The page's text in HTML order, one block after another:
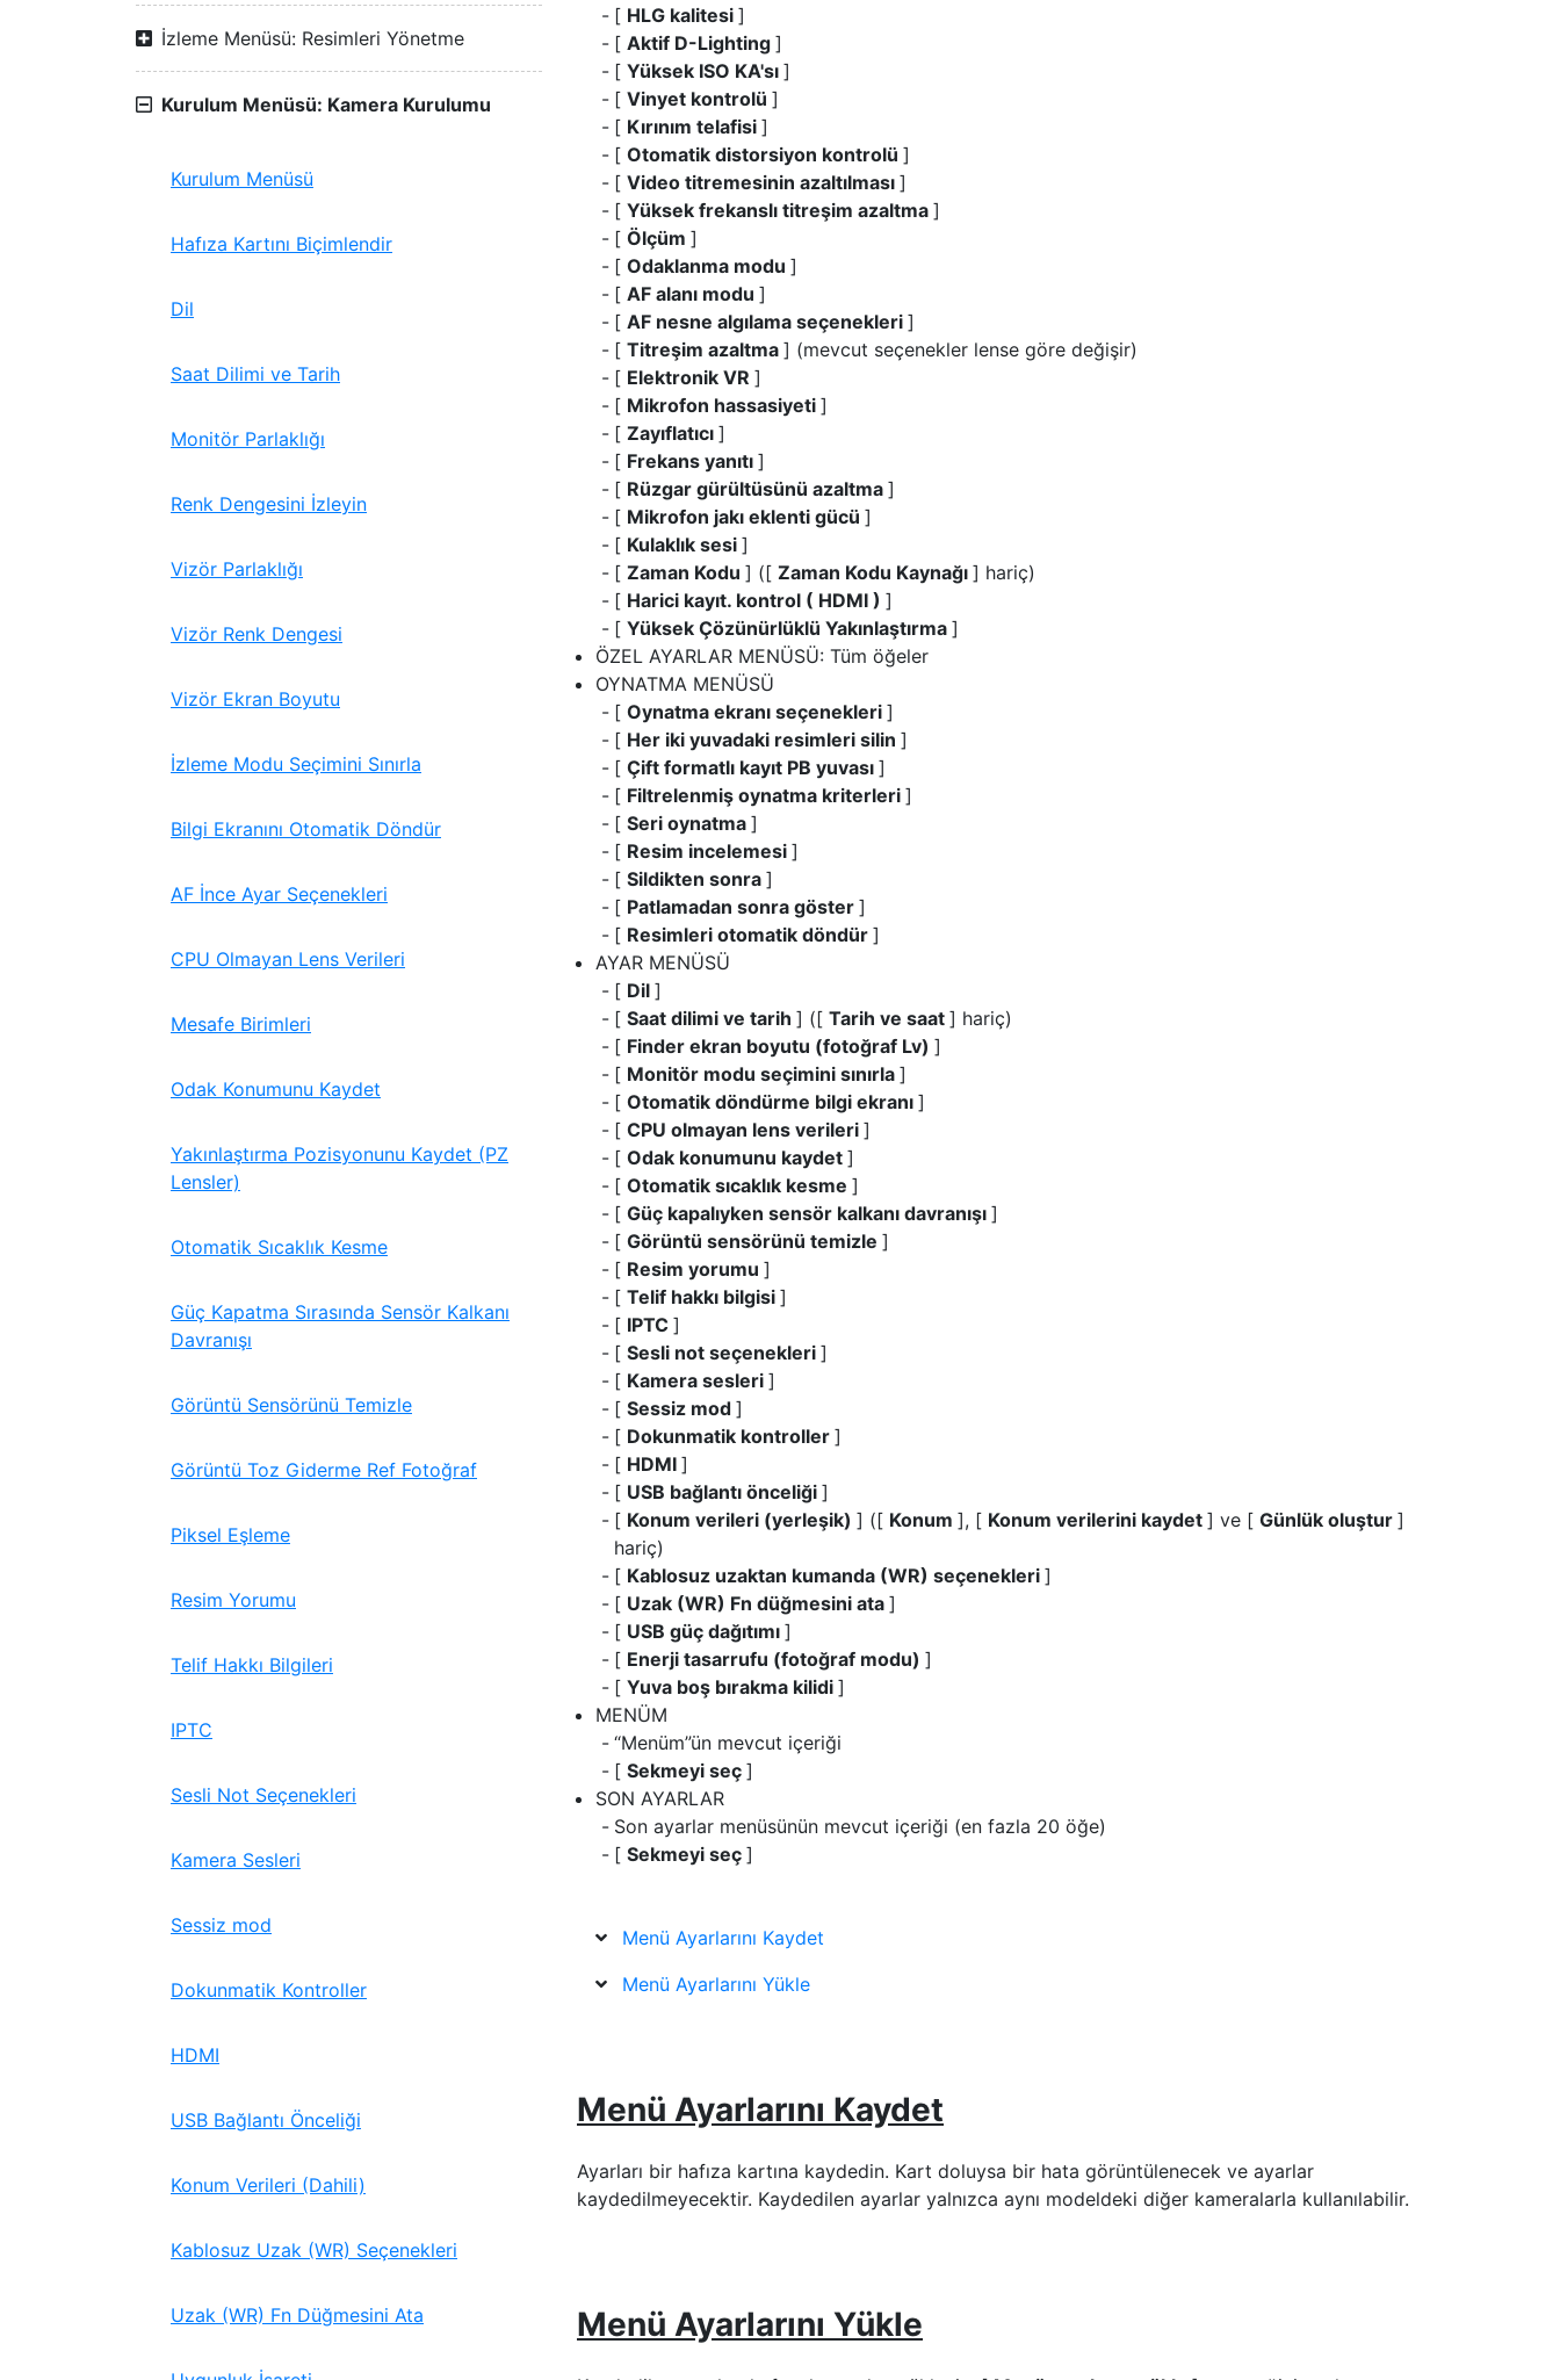
İzleme Menüsü: Resimleri Yönetme
Kurulum Menüsü: Kamera Kurulumu
Kurulum Menüsü
Hafıza Kartını Biçimlendir
Dil
Saat Dilimi ve Tarih
Monitör Parlaklığı
Renk Dengesini İzleyin
Vizör Parlaklığı
Vizör Renk Dengesi
Vizör Ekran Boyutu
İzleme Modu Seçimini Sınırla
Bilgi Ekranını Otomatik Döndür
AF İnce Ayar Seçenekleri
CPU Olmayan Lens Verileri
Mesafe Birimleri
Odak Konumunu Kaydet
Yakınlaştırma Pozisyonunu Kaydet (PZ
Lensler)
Otomatik Sıcaklık Kesme
Güç Kapatma Sırasında Sensör Kalkanı
Davranışı
Görüntü Sensörünü Temizle
Görüntü Toz Giderme Ref Fotoğraf
Piksel Eşleme
Resim Yorumu
Telif Hakkı Bilgileri
IPTC
Sesli Not Seçenekleri
Kamera Sesleri
Sessiz mod
Dokunmatik Kontroller
HDMI
USB Bağlantı Önceliği
Konum Verileri (Dahili)
Kablosuz Uzak (WR) Seçenekleri
Uzak (WR) Fn Düğmesini Ata
[ HLG kalitesi ]
[ Aktif D-Lighting ]
[ Yüksek ISO KA'sı ]
[ Vinyet kontrolü ]
[ Kırınım telafisi ]
[ Otomatik distorsiyon kontrolü ]
[ Video titremesinin azaltılması ]
[ Yüksek frekanslı titreşim azaltma ]
[ Ölçüm ]
[ Odaklanma modu ]
[ AF alanı modu ]
[ AF nesne algılama seçenekleri ]
[ Titreşim azaltma ] (mevcut seçenekler lense göre değişir)
[ Elektronik VR ]
[ Mikrofon hassasiyeti ]
[ Zayıflatıcı ]
[ Frekans yanıtı ]
[ Rüzgar gürültüsünü azaltma ]
[ Mikrofon jakı eklenti gücü ]
[ Kulaklık sesi ]
[ Zaman Kodu ] ([ Zaman Kodu Kaynağı ] hariç)
[ Harici kayıt. kontrol ( HDMI ) ]
[ Yüksek Çözünürlüklü Yakınlaştırma ]
ÖZEL AYARLAR MENÜSÜ: Tüm öğeler
OYNATMA MENÜSÜ
[ Oynatma ekranı seçenekleri ]
[ Her iki yuvadaki resimleri silin ]
[ Çift formatlı kayıt PB yuvası ]
[ Filtrelenmiş oynatma kriterleri ]
[ Seri oynatma ]
[ Resim incelemesi ]
[ Sildikten sonra ]
[ Patlamadan sonra göster ]
[ Resimleri otomatik döndür ]
AYAR MENÜSÜ
[ Dil ]
[ Saat dilimi ve tarih ] ([ Tarih ve saat ] hariç)
[ Finder ekran boyutu (fotoğraf Lv) ]
[ Monitör modu seçimini sınırla ]
[ Otomatik döndürme bilgi ekranı ]
[ CPU olmayan lens verileri ]
[ Odak konumunu kaydet ]
[ Otomatik sıcaklık kesme ]
[ Güç kapalıyken sensör kalkanı davranışı ]
[ Görüntü sensörünü temizle ]
[ Resim yorumu ]
[ Telif hakkı bilgisi ]
[ IPTC ]
[ Sesli not seçenekleri ]
[ Kamera sesleri ]
[ Sessiz mod ]
[ Dokunmatik kontroller ]
[ HDMI ]
[ USB bağlantı önceliği ]
[ Konum verileri (yerleşik) ] ([ Konum ], [ Konum verilerini kaydet ] ve [ Günlük oluştur ]
hariç)
[ Kablosuz uzaktan kumanda (WR) seçenekleri ]
[ Uzak (WR) Fn düğmesini ata ]
[ USB güç dağıtımı ]
[ Enerji tasarrufu (fotoğraf modu) ]
[ Yuva boş bırakma kilidi ]
MENÜM
“Menüm”ün mevcut içeriği
[ Sekmeyi seç ]
SON AYARLAR
Son ayarlar menüsünün mevcut içeriği (en fazla 20 öğe)
[ Sekmeyi seç ]
Menü Ayarlarını Kaydet
Menü Ayarlarını Yükle
Menü Ayarlarını Kaydet
Ayarları bir hafıza kartına kaydedin. Kart doluysa bir hata görüntülenecek ve ayarlar
kaydedilmeyecektir. Kaydedilen ayarlar yalnızca aynı modeldeki diğer kameralarla kullanılabilir.
Menü Ayarlarını Yükle